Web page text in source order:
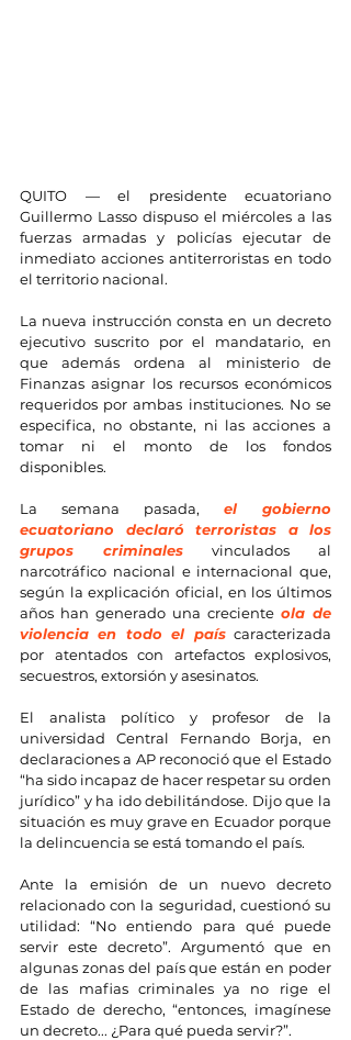
QUITO — el presidente ecuatoriano
Guillermo Lasso dispuso el miércoles a las
fuerzas armadas y policías ejecutar de
inmediato acciones antiterroristas en todo
el territorio nacional.
La nueva instrucción consta en un decreto
ejecutivo suscrito por el mandatario, en
que además ordena al ministerio de
Finanzas asignar los recursos económicos
requeridos por ambas instituciones. No se
especifica, no obstante, ni las acciones a
tomar ni el monto de los fondos
disponibles.
La semana pasada, el gobierno
ecuatoriano declaró terroristas a los
grupos criminales vinculados al
narcotráfico nacional e internacional que,
según la explicación oficial, en los últimos
años han generado una creciente ola de
violencia en todo el país caracterizada
por atentados con artefactos explosivos,
secuestros, extorsión y asesinatos.
El analista político y profesor de la
universidad Central Fernando Borja, en
declaraciones a AP reconoció que el Estado
“ha sido incapaz de hacer respetar su orden
jurídico” y ha ido debilitándose. Dijo que la
situación es muy grave en Ecuador porque
la delincuencia se está tomando el país.
Ante la emisión de un nuevo decreto
relacionado con la seguridad, cuestionó su
utilidad: “No entiendo para qué puede
servir este decreto”. Argumentó que en
algunas zonas del país que están en poder
de las mafias criminales ya no rige el
Estado de derecho, “entonces, imagínese
un decreto... ¿Para qué pueda servir?”.